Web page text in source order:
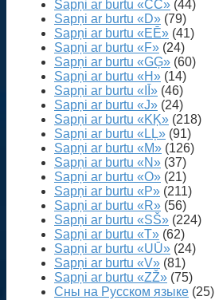
Sapņi ar burtu «CČ» (44)
Sapņi ar burtu «D» (79)
Sapņi ar burtu «EĒ» (41)
Sapņi ar burtu «F» (24)
Sapņi ar burtu «GĢ» (60)
Sapņi ar burtu «H» (14)
Sapņi ar burtu «IĪ» (46)
Sapņi ar burtu «J» (24)
Sapņi ar burtu «KĶ» (218)
Sapņi ar burtu «LĻ» (91)
Sapņi ar burtu «M» (126)
Sapņi ar burtu «N» (37)
Sapņi ar burtu «O» (21)
Sapņi ar burtu «P» (211)
Sapņi ar burtu «R» (56)
Sapņi ar burtu «SŠ» (224)
Sapņi ar burtu «T» (62)
Sapņi ar burtu «UŪ» (24)
Sapņi ar burtu «V» (81)
Sapņi ar burtu «ZŽ» (75)
Сны на Русском языке (25)